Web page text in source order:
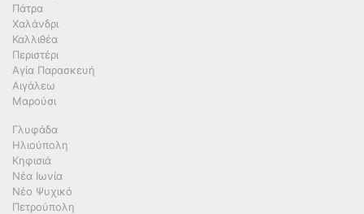
Πάτρα
Χαλάνδρι
Καλλιθέα
Περιστέρι
Αγία Παρασκευή
Αιγάλεω
Μαρούσι
Γλυφάδα
Ηλιούπολη
Κηφισιά
Νέα Ιωνία
Νέο Ψυχικό
Πετρούπολη